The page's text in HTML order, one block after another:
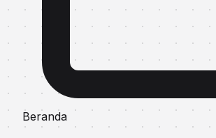
Beranda